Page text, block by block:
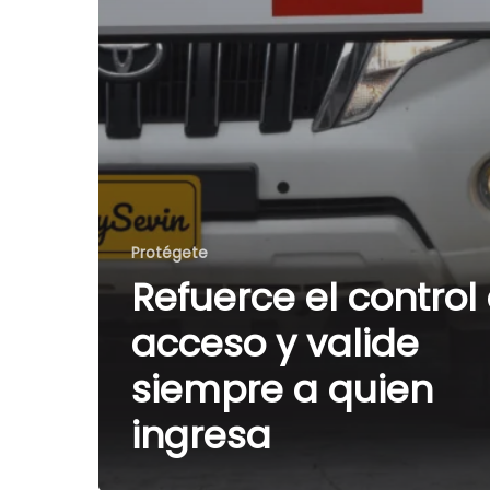
Protégete
Refuerce el control
acceso y valide
siempre a quien
ingresa